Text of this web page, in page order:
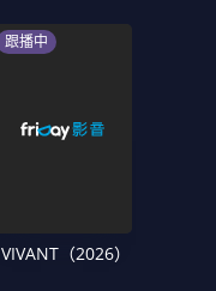
跟播中
VIVANT（2026）